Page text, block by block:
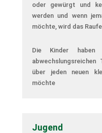
oder gewürgt und
werden und wenn
möchte, wird das
Die Kinder haben
über jeden neuen
möchte
Jugend